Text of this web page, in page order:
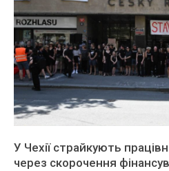
У Чехії страйкують
через скорочення